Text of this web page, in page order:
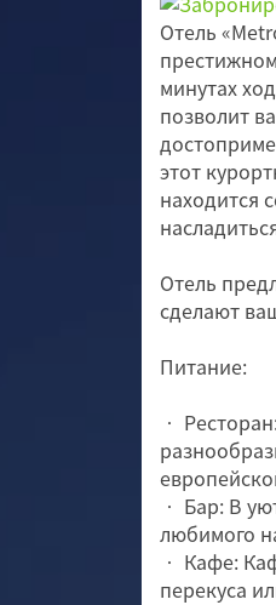
Отель
минутах
позволит
этот
находится
Отель
сделают
Питание:
•
• Бар: В
любимого
• Кафе:
перекуса